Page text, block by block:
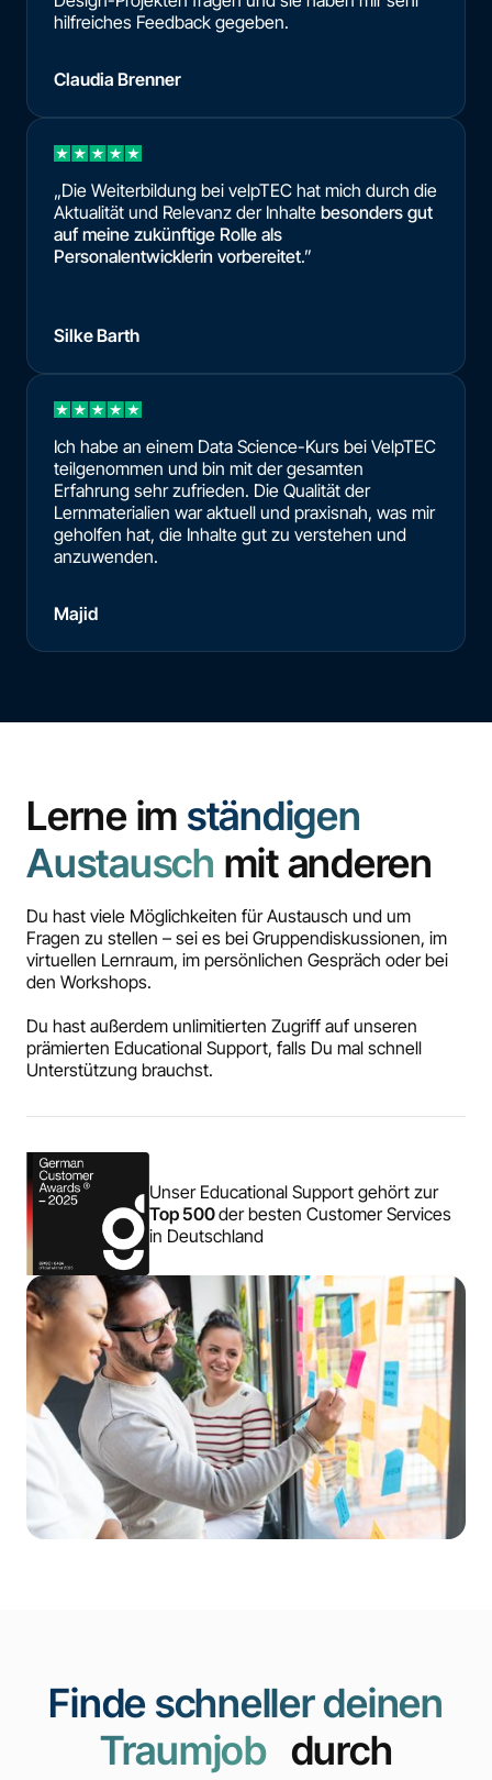
hilfreiches Feedback gegeben.
Claudia Brenner
„Die Weiterbildung bei velpTEC hat mich durch die
Aktualität und Relevanz der Inhalte besonders gut
auf meine zukünftige Rolle als
Personalentwicklerin vorbereitet.”
Silke Barth
Ich habe an einem Data Science-Kurs bei VelpTEC
teilgenommen und bin mit der gesamten
Erfahrung sehr zufrieden. Die Qualität der
Lernmaterialien war aktuell und praxisnah, was mir
geholfen hat, die Inhalte gut zu verstehen und
anzuwenden.
Majid
Lerne im ständigen
Austausch mit anderen
Du hast viele Möglichkeiten für Austausch und um
Fragen zu stellen – sei es bei Gruppendiskussionen, im
virtuellen Lernraum, im persönlichen Gespräch oder bei
den Workshops.
Du hast außerdem unlimitierten Zugriff auf unseren
prämierten Educational Support, falls Du mal schnell
Unterstützung brauchst.
Unser Educational Support gehört zur
Top 500der besten Customer Services
in Deutschland
Finde schneller deinen
Traumjobdurch